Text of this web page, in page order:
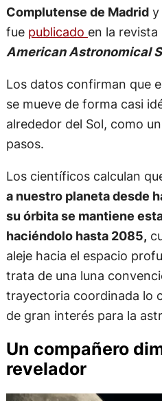
Complutense de Madridy
fue publicado en la revista
American Astronomical
Los datos confirman que
se mueve de forma casi
alrededor del Sol, como
pasos.
Los científicos calculan
a nuestro planeta desde
su órbita se mantiene
haciéndolo hasta 2085,
aleje hacia el espacio
trata de una luna
trayectoria coordinada lo
de gran interés para la
Un compañero
revelador